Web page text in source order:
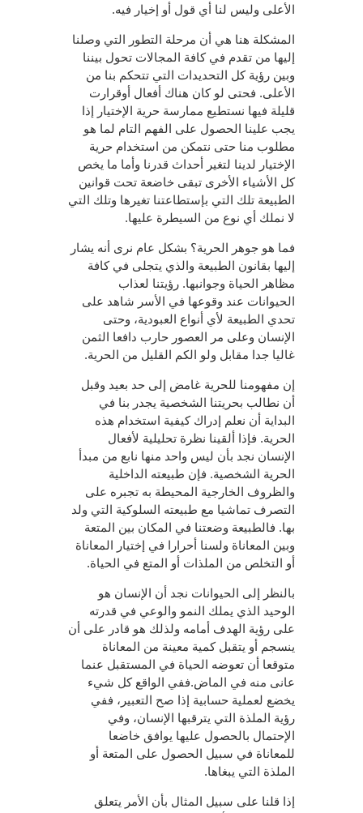
الأعلى وليس لنا أي قول أو إخيار فيه.
المشكلة هنا هي أن مرحلة التطور التي وصلنا
إليها من تقدم في كافة المجالات تحول بيننا
وبين رؤية كل التحديدات التي تتحكم بنا من
الأعلى. فحتى لو كان هناك أفعال أوقرارت
قليلة فيها نستطيع ممارسة حرية الإختيار إذا
يجب علينا الحصول على الفهم التام لما هو
مطلوب منا حتى نتمكن من استخدام حرية
الإختيار لدينا لتغير أحداث قدرنا وأما ما يخص
كل الأشياء الأخرى تبقى خاضعة تحت قوانين
الطبيعة تلك التي بإستطاعتنا تغيرها وتلك التي
لا نملك أي نوع من السيطرة عليها.
فما هو جوهر الحرية؟ بشكل عام نرى أنه يشار
إليها بقانون الطبيعة والذي يتجلى في كافة
مظاهر الحياة وجوانبها. رؤيتنا لعذاب
الحيوانات عند وقوعها في الأسر شاهد على
تحدي الطبيعة لأي أنواع العبودية، وحتى
الإنسان وعلى مر العصور حارب دافعا الثمن
غاليا جدا مقابل ولو الكم القليل من الحرية.
إن مفهومنا للحرية غامض إلى حد بعيد وقبل
أن نطالب بحريتنا الشخصية يجدر بنا في
البداية أن نعلم إدراك كيفية استخدام هذه
الحرية. فإذا ألقينا نظرة تحليلية لأفعال
الإنسان نجد بأن ليس واحد منها نابع من مبدأ
الحرية الشخصية. فإن طبيعته الداخلية
والظروف الخارجية المحيطة به تجبره على
التصرف تماشيا مع طبيعته السلوكية التي ولد
بها. فالطبيعة وضعتنا في المكان بين المتعة
وبين المعاناة ولسنا أحرارا في إختيار المعاناة
أو التخلص من الملذات أو المتع في الحياة.
بالنظر إلى الحيوانات نجد أن الإنسان هو
الوحيد الذي يملك النمو والوعي في قدرته
على رؤية الهدف أمامه ولذلك هو قادر على أن
ينسجم أو يتقبل كمية معينة من المعاناة
متوقعا أن تعوضه الحياة في المستقبل عنما
عانى منه في الماض.ففي الواقع كل شيء
يخضع لعملية حسابية إذا صح التعبير، ففي
رؤية الملذة التي يترقبها الإنسان، وفي
الإحتمال بالحصول عليها يوافق خاضعا
للمعاناة في سبيل الحصول على المتعة أو
الملذة التي يبغاها.
إذا قلنا على سبيل المثال بأن الأمر يتعلق